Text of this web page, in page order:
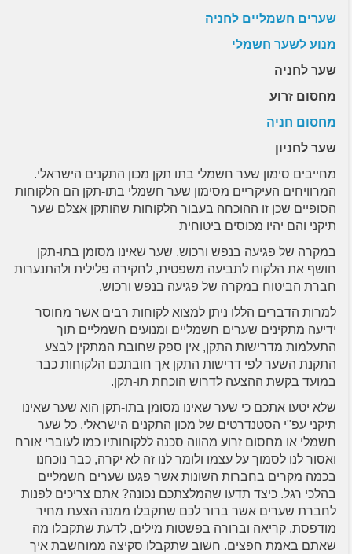
שערים חשמליים לחניה
מנוע לשער חשמלי
שער לחניה
מחסום זרוע
מחסום חניה
שער לחניון
מחייבים סימון שער חשמלי בתו תקן מכון התקנים הישראלי.
המרוויחים העיקריים מסימון שער חשמלי בתו-תקן הם הלקוחות
הסופיים שכן זו ההוכחה בעבור הלקוחות שהותקן אצלם שער
תיקני והם יהיו מכוסים ביטוחית
במקרה של פגיעה בנפש ורכוש. שער שאינו מסומן בתו-תקן
חושף את הלקוח לתביעה משפטית, לחקירה פלילית ולהתנערות
חברת הביטוח במקרה של פגיעה בנפש ורכוש.
למרות הדברים הללו ניתן למצוא לקוחות רבים אשר מחוסר
ידיעה מתקינים שערים חשמליים ומנועים חשמליים תוך
התעלמות מדרישות התקן, אין ספק שחובת המתקין לבצע
התקנת השער לפי דרישות התקן אך חובתכם הלקוחות כבר
במועד בקשת ההצעה לדרוש הוכחת תו-תקן.
שלא יטעו אתכם כי שער שאינו מסומן בתו-תקן הוא שער שאינו
תיקני עפ"י הסטנדרטים של מכון התקנים הישראלי. כל שער
חשמלי או מחסום זרוע מהווה סכנה ללקוחותיו כמו לעוברי אורח
ואסור לנו לסמוך על עצמו ולומר לנו זה לא יקרה, כבר נוכחנו
בכמה מקרים בחברות השונות אשר פגעו שערים חשמליים
בהלכי רגל. כיצד תדעו שהמלצתכם נכונה? אתם צריכים לפנות
לחברת שערים אשר ברור לכם שתקבלו ממנה הצעת מחיר
מודפסת, קריאה וברורה בפשטות מילים, לדעת שתקבלו מה
שאתם באמת חפצים. חשוב שתקבלו סקיצה ממוחשבת איך